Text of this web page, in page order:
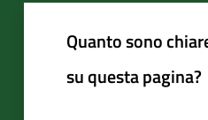
Quanto sono
su questa pagina?